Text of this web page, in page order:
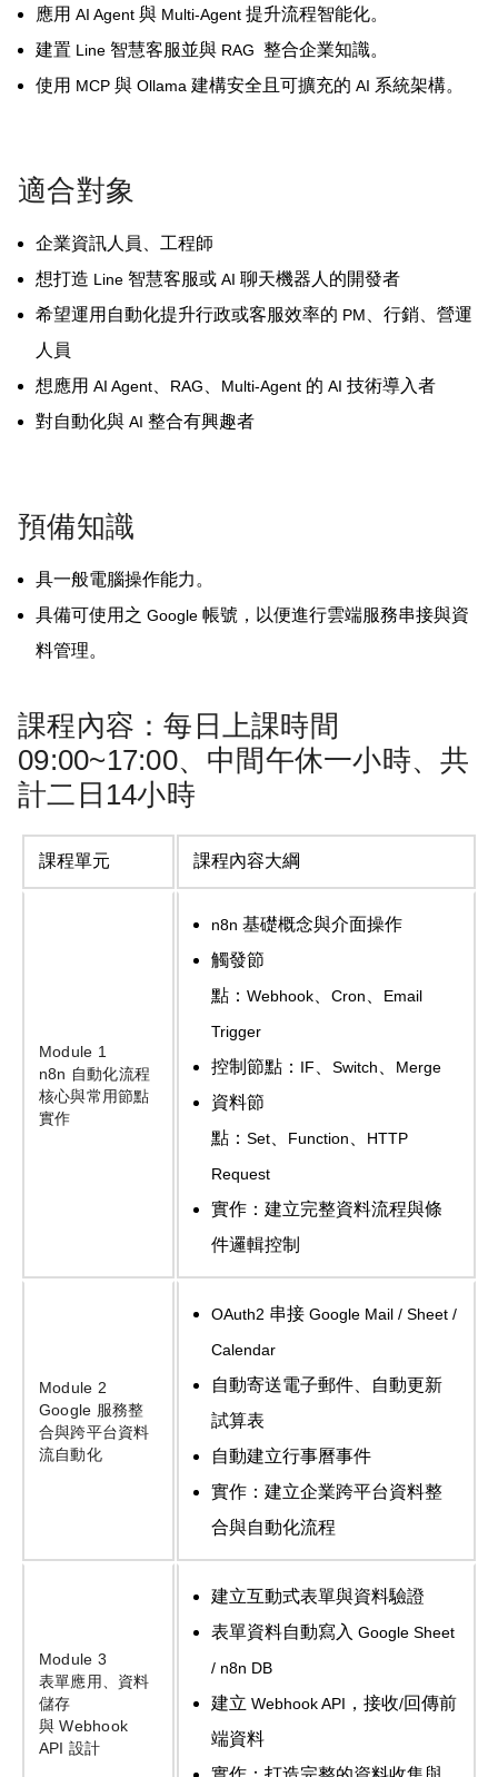
應用 AI Agent 與 Multi-Agent 提升流程智能化。
建置 Line 智慧客服並與 RAG 整合企業知識。
使用 MCP 與 Ollama 建構安全且可擴充的 AI 系統架構。
適合對象
企業資訊人員、工程師
想打造 Line 智慧客服或 AI 聊天機器人的開發者
希望運用自動化提升行政或客服效率的 PM 、行銷、營運
人員
想應用 AI Agent RAG Multi-Agent 的 AI 技術導入者
對自動化與 AI 整合有興趣者
預備知識
具一般電腦操作能力。
具備可使用之 Google 帳號，以便進行雲端服務串接與資
料管理。
課程內容：每日上課時間
09:00~17:00、中間午休一小時、共
計二日14小時
課程單元 課程內容大綱
Module 1
n8n 自動化流程
核心與常用節點
實作
n8n 基礎概念與介面操作
觸發節
點： Webhook、 Cron
Email
Trigger
控制節點： IF Switch Merge
資料節
點： Set、 Function
HTTP
Request
實作：建立完整資料流程與條
件邏輯控制
Module 2
Google 服務整
合與跨平台資料
流自動化
OAuth2 串接Google Mail / Sheet /
Calendar
自動寄送電子郵件、自動更新
試算表
自動建立行事曆事件
實作：建立企業跨平台資料整
合與自動化流程
Module 3
表單應用、資料
儲存
與 Webhook
API 設計
建立互動式表單與資料驗證
表單資料自動寫入 Google Sheet
/ n8n DB
建立 Webhook API ，接收/回傳前
端資料